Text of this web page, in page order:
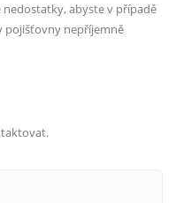
abyste v případě
pojišťovny nepříjemně